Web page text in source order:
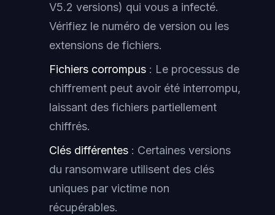
V5.2 versions) qui vous a infecté.
Vérifiez le numéro de version ou les
extensions de fichiers.
Fichiers corrompus : Le processus de
chiffrement peut avoir été interrompu,
laissant des fichiers partiellement
chiffrés.
Clés différentes : Certaines versions
du ransomware utilisent des clés
uniques par victime non
récupérables.